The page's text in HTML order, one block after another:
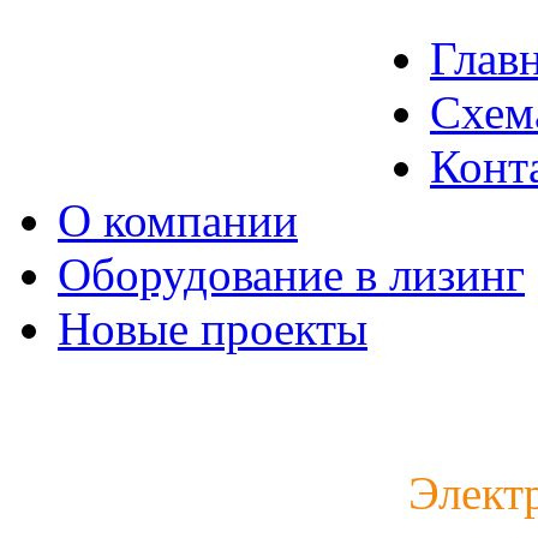
О компании
Оборудование в лизинг
Новые проекты